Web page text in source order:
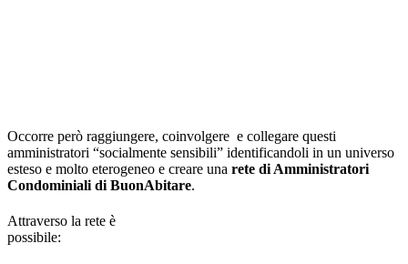
Occorre però raggiungere, coinvolgere e collegare questi
amministratori “socialmente sensibili” identificandoli in un universo
esteso e molto eterogeneo e creare una rete di Amministratori
Condominiali di BuonAbitare.
Attraverso la rete è
possibile: